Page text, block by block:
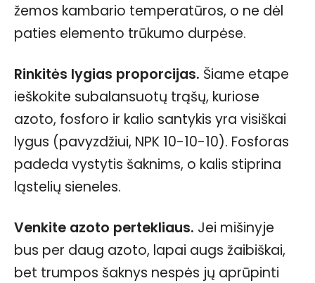
žemos kambario temperatūros, o ne dėl
paties elemento trūkumo durpėse.
Rinkitės lygias proporcijas. Šiame etape
ieškokite subalansuotų trąšų, kuriose
azoto, fosforo ir kalio santykis yra visiškai
lygus (pavyzdžiui, NPK 10-10-10). Fosforas
padeda vystytis šaknims, o kalis stiprina
ląstelių sieneles.
Venkite azoto pertekliaus. Jei mišinyje
bus per daug azoto, lapai augs žaibiškai,
bet trumpos šaknys nespės jų aprūpinti